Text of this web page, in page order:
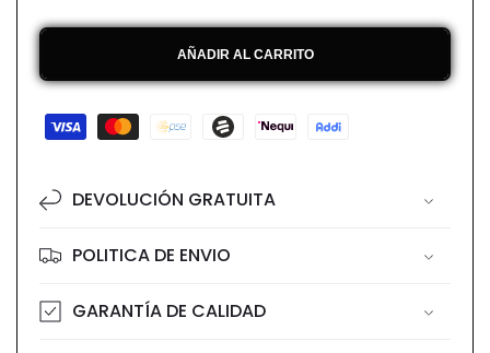
AÑADIR AL CARRITO
Formas
de
DEVOLUCIÓN GRATUITA
POLITICA DE ENVIO
GARANTÍA DE CALIDAD